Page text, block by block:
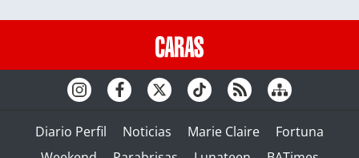
Diario Perfil Noticias Marie Claire
Fortuna